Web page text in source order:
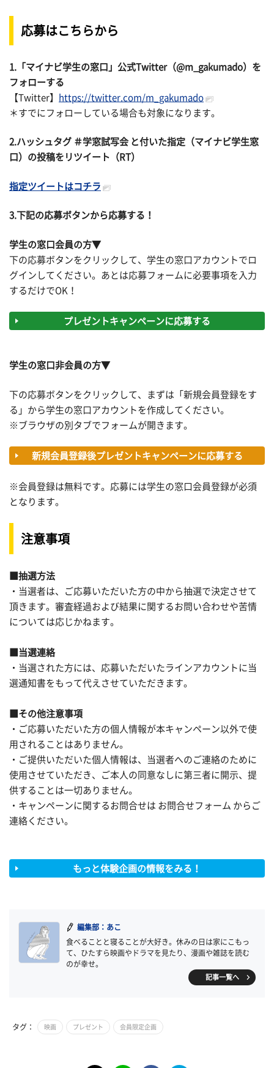
応募はこちらから
1.「マイナビ学生の窓口」公式Twitter（@m_gakumado）を
フォローする
【Twitter】
https://twitter.com/m_gakumado
＊すでにフォローしている場合も対象になります。
2.ハッシュタグ ＃学窓試写会 と付いた指定（マイナビ学生窓
口）の投稿をリツイート（RT）
指定ツイートはコチラ
3.下記の応募ボタンから応募する！
学生の窓口会員の方▼
下の応募ボタンをクリックして、学生の窓口アカウントでロ
グインしてください。あとは応募フォームに必要事項を入力
するだけでOK！
プレゼントキャンペーンに応募する
学生の窓口非会員の方▼
下の応募ボタンをクリックして、まずは「新規会員登録をす
る」から学生の窓口アカウントを作成してください。
※ブラウザの別タブでフォームが開きます。
新規会員登録後プレゼントキャンペーンに応募する
※会員登録は無料です。応募には学生の窓口会員登録が必須
となります。
注意事項
■抽選方法
・当選者は、ご応募いただいた方の中から抽選で決定させて
頂きます。審査経過および結果に関するお問い合わせや苦情
については応じかねます。
■当選連絡
・当選された方には、応募いただいたラインアカウントに当
選通知書をもって代えさせていただきます。
■その他注意事項
・ご応募いただいた方の個人情報が本キャンペーン以外で使
用されることはありません。
・ご提供いただいた個人情報は、当選者へのご連絡のために
使用させていただき、ご本人の同意なしに第三者に開示、提
供することは一切ありません。
・キャンペーンに関するお問合せは お問合せフォーム からご
連絡ください。
もっと体験企画の情報をみる！
編集部：あこ
食べることと寝ることが大好き。休みの日は家にこもっ
て、ひたすら映画やドラマを見たり、漫画や雑誌を読む
のが幸せ。
記事一覧へ
タグ： 映画 プレゼント 会員限定企画